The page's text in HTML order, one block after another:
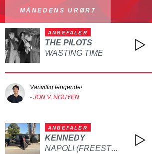
MÅNEDENS URØRT
ANBEFALER
THE PILOTS
WASTING TIME
Vanvittig fengende!
- JON V. NGUYEN
ANBEFALER
KENNEDY
NAPOLI (FREESTYLE)